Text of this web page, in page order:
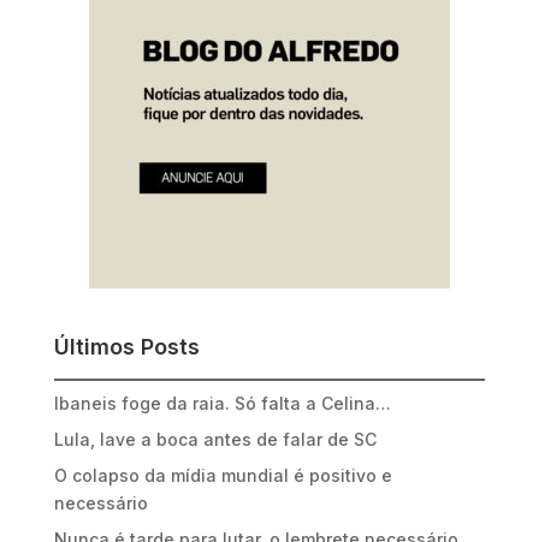
Últimos Posts
Ibaneis foge da raia. Só falta a Celina…
Lula, lave a boca antes de falar de SC
O colapso da mídia mundial é positivo e
necessário